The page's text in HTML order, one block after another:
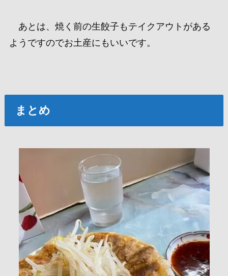
あとは、 焼く前の生餃子もテイクアウトがある
ようですのでお土産にもいいです。
まとめ